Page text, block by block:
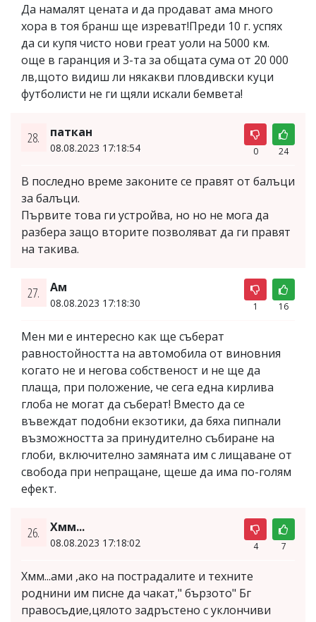
Да намалят цената и да продават ама много
хора в тоя бранш ще изреват!Преди 10 г. успях
да си купя чисто нови греат уоли на 5000 км.
още в гаранция и 3-та за общата сума от 20 000
лв,щото видиш ли някакви пловдивски куци
футболисти не ги щяли искали бемвета!
28. паткан
08.08.2023 17:18:54 0 24
В последно време законите се правят от балъци
за балъци.
Първите това ги устройва, но но не мога да
разбера защо вторите позволяват да ги правят
на такива.
27. Ам
08.08.2023 17:18:30 1 16
Мен ми е интересно как ще съберат
равностойността на автомобила от виновния
когато не и негова собственост и не ще да
плаща, при положение, че сега една кирлива
глоба не могат да съберат! Вместо да се
въвеждат подобни екзотики, да бяха пипнали
възможността за принудително събиране на
глоби, включително замяната им с лищаване от
свобода при непращане, щеше да има по-голям
ефект.
26. Хмм...
08.08.2023 17:18:02 4 7
Хмм...ами ,ако на пострадалите и техните
роднини им писне да чакат," бързото" Бг
правосъдие,цялото задръстено с уклончиви